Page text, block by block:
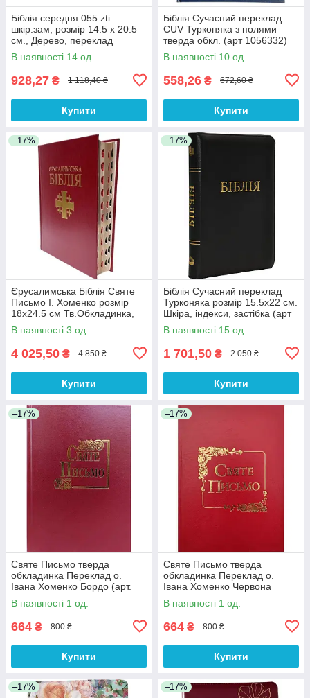
Біблія середня 055 zti
шкір.зам, розмір 14.5 х 20.5
см., Дерево, переклад
Огієнко (арт. 1015610)
В наявності 14 од.
928,27 ₴ 1 118,40 ₴
Купити
Біблія Сучасний переклад
CUV Турконяка з полями
тверда обкл. (арт 1056332)
Синя
В наявності 10 од.
558,26 ₴ 672,60 ₴
Купити
–17%
Єрусалимська Біблія Святе
Письмо І. Хоменко розмір
18х24.5 см Тв.Обкладинка,
Індекси
В наявності 3 од.
4 025,50 ₴ 4 850 ₴
Купити
–17%
Біблія Сучасний переклад
Турконяка розмір 15.5х22 см.
Шкіра, індекси, застібка (арт
1056901) Чорна
В наявності 15 од.
1 701,50 ₴ 2 050 ₴
Купити
–17%
Святе Письмо тверда
обкладинка Переклад о.
Івана Хоменко Бордо (арт.
1063.б) розмір 15х20.5 см
В наявності 1 од.
664 ₴ 800 ₴
Купити
–17%
Святе Письмо тверда
обкладинка Переклад о.
Івана Хоменко Червона
розмір 15х20.5 см (арт.
1063.Ч)
В наявності 1 од.
664 ₴ 800 ₴
Купити
–17% –17%